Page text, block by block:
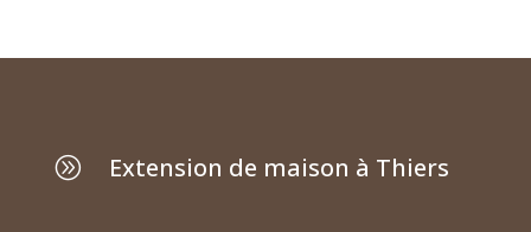
A Extension de maison à Thiers